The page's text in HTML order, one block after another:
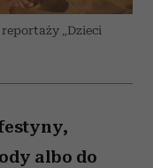
„Dzieci
albo do